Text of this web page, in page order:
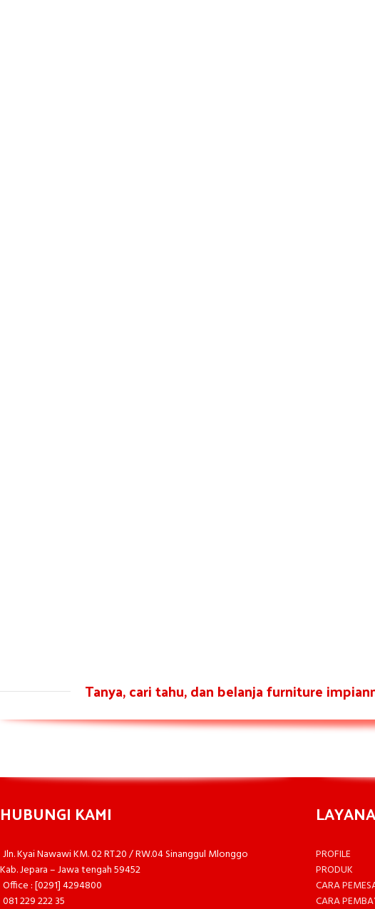
Tanya, cari tahu, dan belanja furniture
HUBUNGI KAMI
Jln. Kyai Nawawi KM. 02 RT.20 / RW.04 Sinanggul Mlonggo
Kab. Jepara – Jawa tengah 59452
Office : [0291] 4294800
081 229 222 35
PROFILE
PRODUK
CARA
CARA